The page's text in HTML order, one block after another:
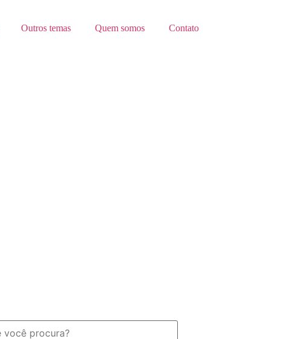
Outros temas Quem somos Contato